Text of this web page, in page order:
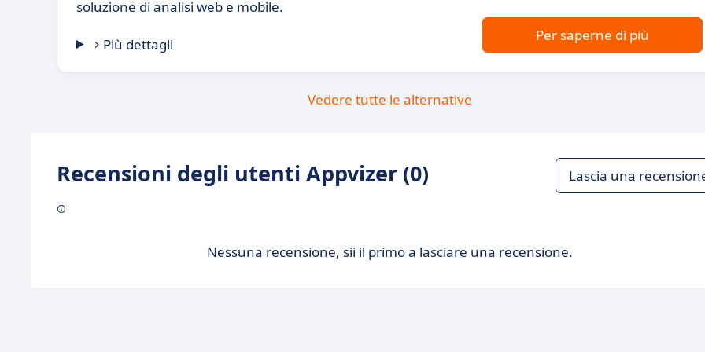
soluzione di analisi web e mobile.
Più dettagli
Per saperne di più
Vedere tutte le alternative
Recensioni degli utenti Appvizer (0) Lascia una
Nessuna recensione, sii il primo a lasciare una recensione.